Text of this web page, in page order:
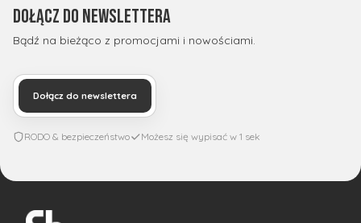
Dołącz do newslettera
Bądź na bieżąco z promocjami i nowościami.
Dołącz do newslettera
RODO & bezpieczeństwo Możesz się wypisać w 1 sek